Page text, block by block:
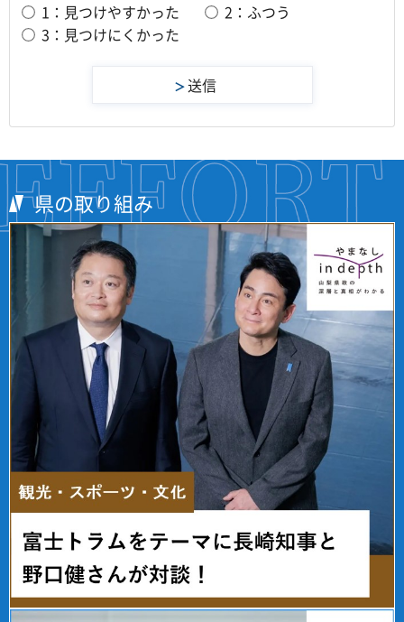
1：見つけやすかった
2：ふつう
3：見つけにくかった
県の取り組み